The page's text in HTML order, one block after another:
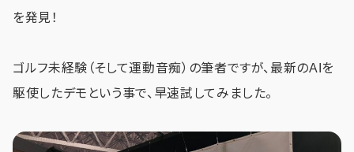
を発見！
ゴルフ未経験（そして運動音痴）の筆者ですが、最新のAIを
駆使したデモという事で、早速試してみました。